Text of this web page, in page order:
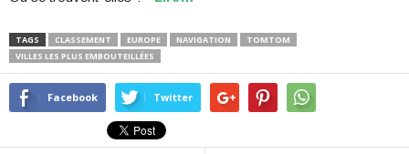
TAGS CLASSEMENT EUROPE NAVIGATION
TOMTOM
VILLES LES PLUS EMBOUTEILLÉES
Facebook Twitter